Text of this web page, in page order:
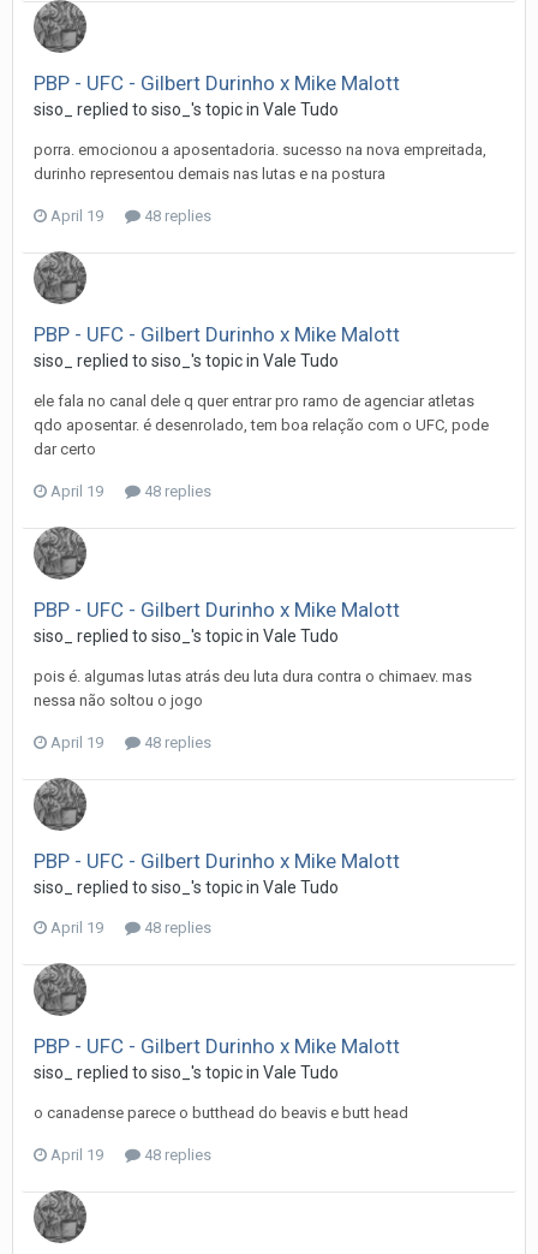
PBP - UFC - Gilbert Durinho x Mike Malott
siso_ replied to siso_ 's topic in Vale Tudo
porra. emocionou a aposentadoria. sucesso na nova empreitada,
durinho representou demais nas lutas e na postura
April 19 48 replies
PBP - UFC - Gilbert Durinho x Mike Malott
siso_ replied to siso_ 's topic in Vale Tudo
ele fala no canal dele q quer entrar pro ramo de agenciar atletas
qdo aposentar. é desenrolado, tem boa relação com o UFC, pode
dar certo
April 19 48 replies
PBP - UFC - Gilbert Durinho x Mike Malott
siso_ replied to siso_ 's topic in Vale Tudo
pois é. algumas lutas atrás deu luta dura contra o chimaev. mas
nessa não soltou o jogo
April 19 48 replies
PBP - UFC - Gilbert Durinho x Mike Malott
siso_ replied to siso_ 's topic in Vale Tudo
April 19 48 replies
PBP - UFC - Gilbert Durinho x Mike Malott
siso_ replied to siso_ 's topic in Vale Tudo
o canadense parece o butthead do beavis e butt head
April 19 48 replies